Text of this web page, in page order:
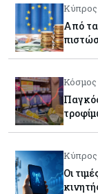
Κύπρος
Από τα
Κόσμος
Κύπρος
Οι